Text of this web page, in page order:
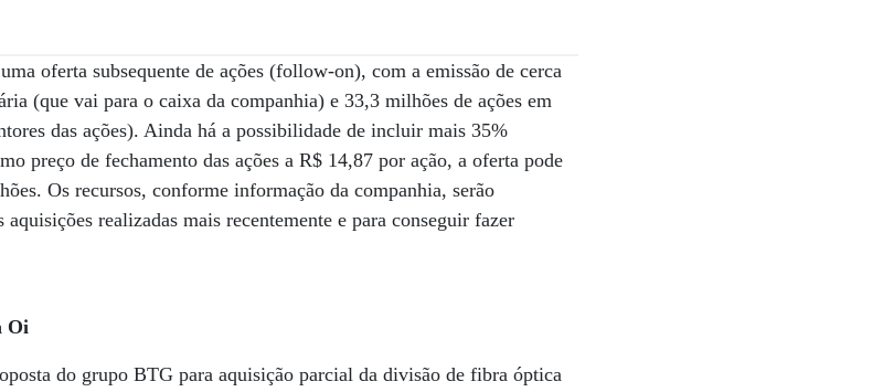
oferta subsequente de ações (follow-on), com a emissão de cerca
(que vai para o caixa da companhia) e 33,3 milhões de ações em
das ações). Ainda há a possibilidade de incluir mais 35%
preço de fechamento das ações a R$ 14,87 por ação, a oferta pode
Os recursos, conforme informação da companhia, serão
aquisições realizadas mais recentemente e para conseguir fazer
Oi
do grupo BTG para aquisição parcial da divisão de fibra óptica